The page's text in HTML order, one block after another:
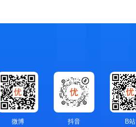
B站
抖音
微博